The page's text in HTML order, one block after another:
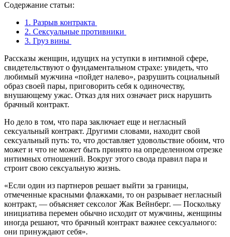
Содержание статьи:
1. Разрыв контракта
2. Сексуальные противники
3. Груз вины
Рассказы женщин, идущих на уступки в интимной сфере,
свидетельствуют о фундаментальном страхе: увидеть, что
любимый мужчина «пойдет налево», разрушить социальный
образ своей пары, приговорить себя к одиночеству,
внушающему ужас. Отказ для них означает риск нарушить
брачный контракт.
Но дело в том, что пара заключает еще и негласный
сексуальный контракт. Другими словами, находит свой
сексуальный путь: то, что доставляет удовольствие обоим, что
может и что не может быть принято на определенном отрезке
интимных отношений. Вокруг этого свода правил пара и
строит свою сексуальную жизнь.
«Если один из партнеров решает выйти за границы,
отмеченные красными флажками, то он разрывает негласный
контракт, — объясняет сексолог Жак Вейнберг. — Поскольку
инициатива перемен обычно исходит от мужчины, женщины
иногда решают, что брачный контракт важнее сексуального:
они принуждают себя».